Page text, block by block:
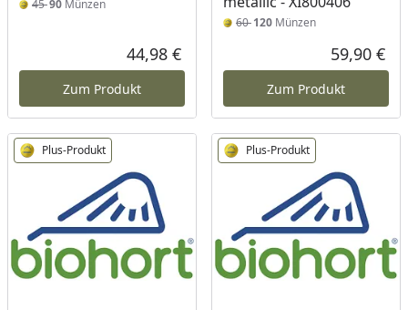
4590 Münzen
Aktueller Preis
44,98 €
Zum Produkt
60120Münzen
59,90 €
Zum Produkt
Plus-Produkt Plus-Produkt